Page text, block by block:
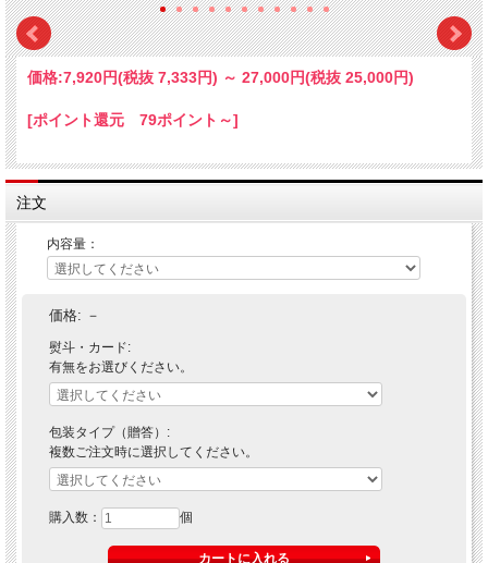
価格:7,920円(税抜 7,333円) ～ 27,000円(税抜 25,000円)
[ポイント還元 79ポイント～]
注文
内容量：
価格: －
熨斗・カード:
有無をお選びください。
包装タイプ（贈答）:
複数ご注文時に選択してください。
購入数： 個